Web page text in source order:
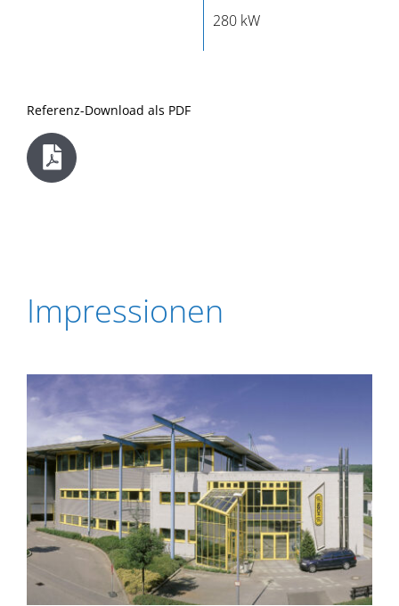
280 kW
Referenz-Download als PDF
Impressionen